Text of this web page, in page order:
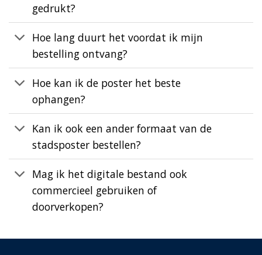
gedrukt?
Hoe lang duurt het voordat ik mijn
bestelling ontvang?
Hoe kan ik de poster het beste
ophangen?
Kan ik ook een ander formaat van de
stadsposter bestellen?
Mag ik het digitale bestand ook
commercieel gebruiken of
doorverkopen?